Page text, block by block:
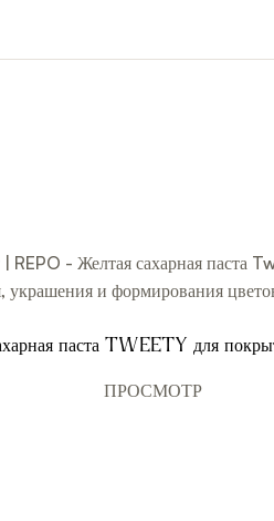
паста Tweety для
ПРОСМОТР